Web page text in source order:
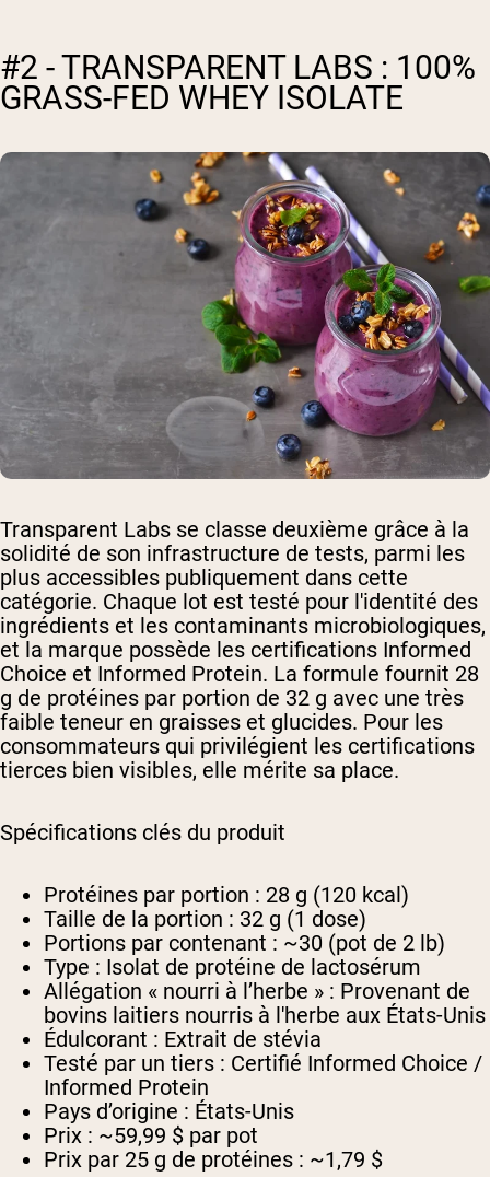
#2 - TRANSPARENT LABS : 100%
GRASS-FED WHEY ISOLATE
Transparent Labs se classe deuxième grâce à la
solidité de son infrastructure de tests, parmi les
plus accessibles publiquement dans cette
catégorie. Chaque lot est testé pour l'identité des
ingrédients et les contaminants microbiologiques,
et la marque possède les certifications Informed
Choice et Informed Protein. La formule fournit 28
g de protéines par portion de 32 g avec une très
faible teneur en graisses et glucides. Pour les
consommateurs qui privilégient les certifications
tierces bien visibles, elle mérite sa place.
Spécifications clés du produit
Protéines par portion : 28 g (120 kcal)
Taille de la portion : 32 g (1 dose)
Portions par contenant : ~30 (pot de 2 lb)
Type : Isolat de protéine de lactosérum
Allégation « nourri à l’herbe » : Provenant de
bovins laitiers nourris à l'herbe aux États-Unis
Édulcorant : Extrait de stévia
Testé par un tiers : Certifié Informed Choice /
Informed Protein
Pays d’origine : États-Unis
Prix : ~59,99 $ par pot
Prix par 25 g de protéines : ~1,79 $